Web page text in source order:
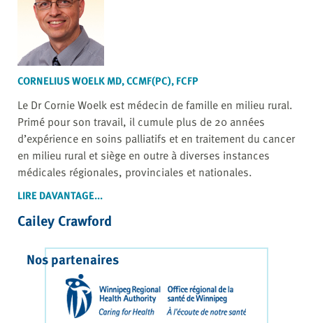
CORNELIUS WOELK MD, CCMF(PC), FCFP
Le Dr Cornie Woelk est médecin de famille en milieu rural.
Primé pour son travail, il cumule plus de 20 années
d’expérience en soins palliatifs et en traitement du cancer
en milieu rural et siège en outre à diverses instances
médicales régionales, provinciales et nationales.
LIRE DAVANTAGE...
Cailey Crawford
Nos partenaires